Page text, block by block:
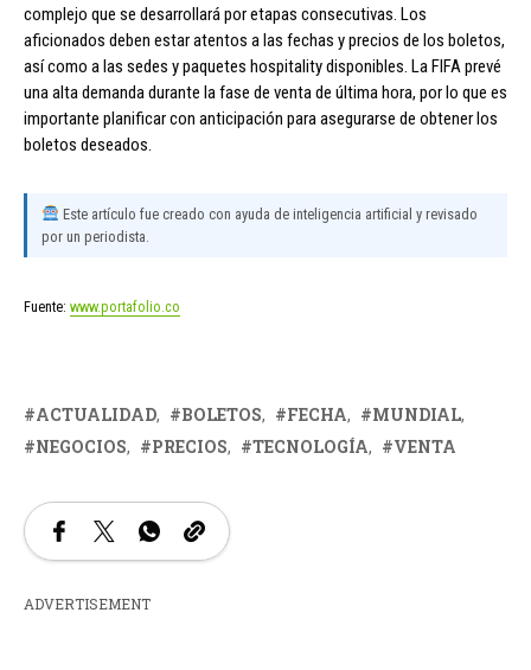
complejo que se desarrollará por etapas consecutivas. Los
aficionados deben estar atentos a las fechas y precios de los boletos,
así como a las sedes y paquetes hospitality disponibles. La FIFA prevé
una alta demanda durante la fase de venta de última hora, por lo que es
importante planificar con anticipación para asegurarse de obtener los
boletos deseados.
Este artículo fue creado con ayuda de inteligencia artificial y revisado
por un periodista.
Fuente: www.portafolio.co
ACTUALIDAD BOLETOS FECHA
MUNDIAL
NEGOCIOS
PRECIOS TECNOLOGÍA VENTA
ADVERTISEMENT